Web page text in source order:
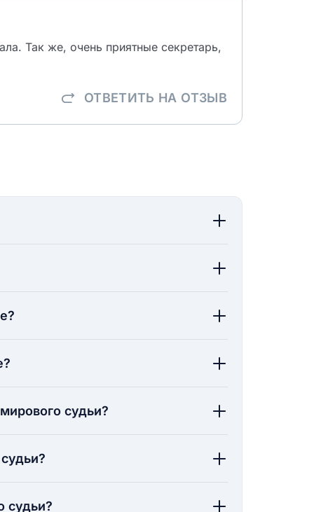
Так же, очень приятные секретарь,
ОТВЕТИТЬ НА ОТЗЫВ
судьи?
судьи?